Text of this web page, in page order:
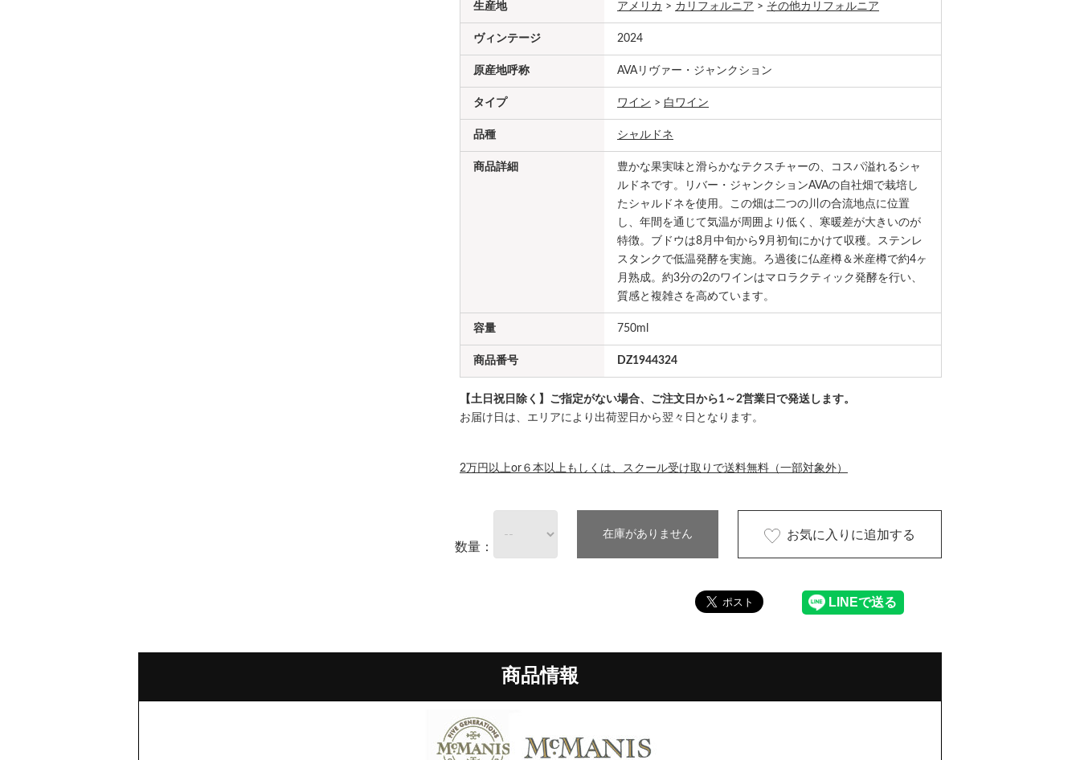
生産地 アメリカ > カリフォルニア > その他カリフォルニア
ヴィンテージ 2024
原産地呼称 AVAリヴァー・ジャンクション
タイプ ワイン > 白ワイン
品種 シャルドネ
商品詳細
豊かな果実味と滑らかなテクスチャーの、コスパ溢れるシャ
ルドネです。リバー・ジャンクションAVAの自社畑で栽培し
たシャルドネを使用。この畑は二つの川の合流地点に位置
し、年間を通じて気温が周囲より低く、寒暖差が大きいのが
特徴。ブドウは8月中旬から9月初旬にかけて収穫。ステンレ
スタンクで低温発酵を実施。ろ過後に仏産樽＆米産樽で約4ヶ
月熟成。約3分の2のワインはマロラクティック発酵を行い、
質感と複雑さを高めています。
容量 750ml
商品番号 DZ1944324
【土日祝日除く】ご指定がない場合、ご注文日から1～2営業日で発送します。
お届け日は、エリアにより出荷翌日から翌々日となります。
2万円以上or６本以上もしくは、スクール受け取りで送料無料（一部対象外）
数量：
在庫がありません お気に入りに追加する
商品情報